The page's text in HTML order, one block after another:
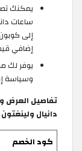
يمكنك
إلى
إضافي قيمته 10%
يوفر لك
وسياسة
تفاصيل
دانيال ولينغتون |
كود الخصم